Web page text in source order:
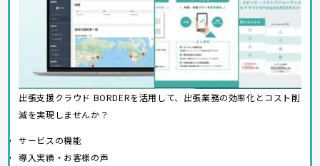
出張支援クラウド BORDERを活用して、出張業務の効率化とコスト削
減を実現しませんか？
サービスの機能
導入実績・お客様の声